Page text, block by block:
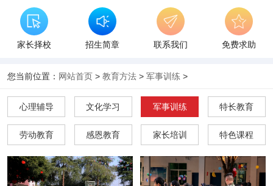
家长择校 招生简章 联系我们 免费求助
您当前位置： 网站首页 > 教育方法 > 军事训练 >
心理辅导 文化学习 军事训练 特长教育
劳动教育 感恩教育 家长培训 特色课程